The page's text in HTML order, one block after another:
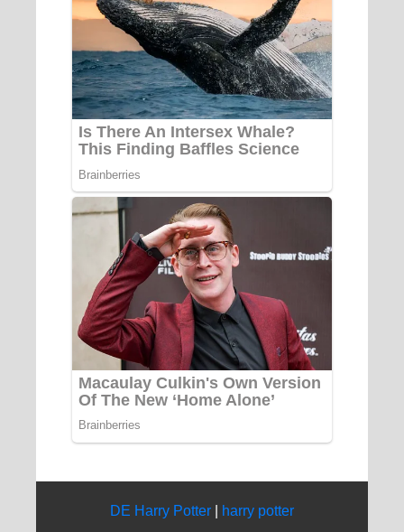
DE Harry Potter harry potter